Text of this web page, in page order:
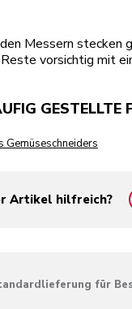
Messern stecken
vorsichtig mit
GESTELLTE
Gemüseschneiders
Artikel hilfreich?
für